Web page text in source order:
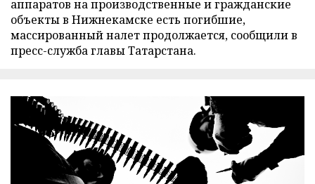
аппаратов на производственные и гражданские
объекты в Нижнекамске есть погибшие,
массированный налет продолжается, сообщили в
пресс-служба главы Татарстана.